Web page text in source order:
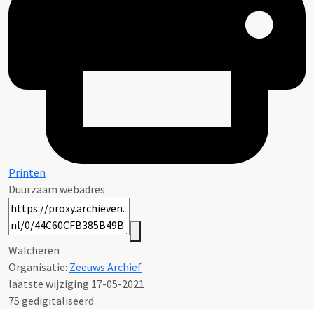
Printen
Duurzaam webadres
Walcheren
Organisatie: Zeeuws Archief
laatste wijziging 17-05-2021
75 gedigitaliseerd